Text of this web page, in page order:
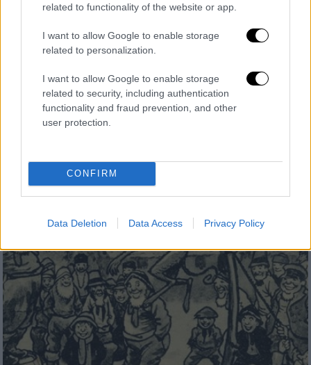
related to functionality of the website or app.
I want to allow Google to enable storage
related to personalization.
I want to allow Google to enable storage
related to security, including authentication
functionality and fraud prevention, and other
user protection.
CONFIRM
Data Deletion Data Access Privacy Policy
Απόψεις|02.02.2026 10:00
Ο τσάμπας όντως πέθανε: Σκάσε,
πλήρωνε και άκου να σου κουνούν το
δάχτυλο